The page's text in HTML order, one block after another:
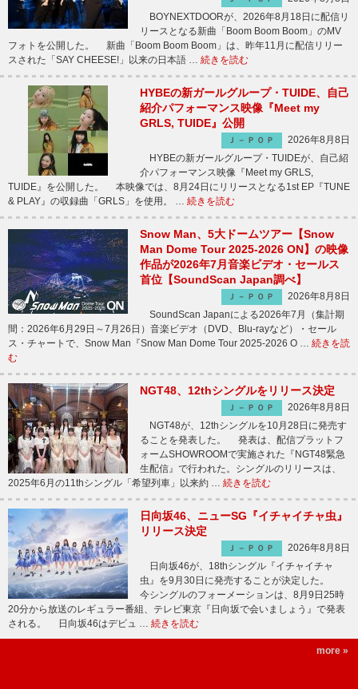
BOYNEXTDOORが、2026年8月18日に配信リ
リースとなる新曲「Boom Boom Boom」のMV
フォトを公開した。 新曲「Boom Boom Boom」は、昨年11月に配信リリー
スされた「SAY CHEESE!」以来の日本語 … 続きを読む
HYBEの新ガールグループ・TUIDE、自己
紹介パフォーマンス映像『Meet my
GRLS, TUIDE』公開
Ｊ－ＰＯＰ
2026年8月8日
HYBEの新ガールグループ・TUIDEが、自己紹
介パフォーマンス映像『Meet my GRLS,
TUIDE』を公開した。 本映像では、8月24日にリリースとなる1st EP『TUNE
& PLAY』の収録曲「GRLS」を使用。 … 続きを読む
Snow Man、5大ドームツアー【Snow
Man Dome Tour 2025-2026 ON】の映像
作品が2026年7月音楽ビデオ・セールス
首位【SoundScan Japan調べ】
Ｊ－ＰＯＰ
2026年8月8日
SoundScan Japanによる2026年7月（集計期
間：2026年6月29日～7月26日）音楽ビデオ（DVD、Blu-rayなど）・セール
ス・チャートで、Snow Man『Snow Man Dome Tour 2025-2026 O … 続きを読
む
NGT48、12thシングルをリリース決定
Ｊ－ＰＯＰ
2026年8月8日
NGT48が、12thシングルを10月28日に発売す
ることを発表した。 発表は、配信プラットフ
ォームSHOWROOMで実施された『NGT48緊急
生配信』で行われた。シングルのリリースは、
2025年6月の11thシングル「希望列車」以来約 … 続きを読む
日向坂46、ニューSG『イチャイチャ虫』
リリース決定
Ｊ－ＰＯＰ
2026年8月8日
日向坂46が、18thシングル『イチャイチャ
虫』を9月30日に発売することが決定した。
今シングルのフォーメーションは、8月9日25時
20分から放送のレギュラー番組、テレビ東京『日向坂で会いましょう』で発表
される。 日向坂46はデビュ … 続きを読む
more »